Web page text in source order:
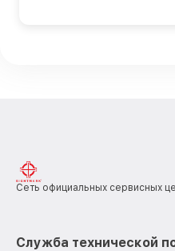
Сеть официальных сервисных
Служба технической